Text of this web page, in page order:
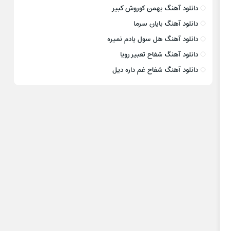
دانلود آهنگ بهمن کوروش کبیر
دانلود آهنگ بایان سرما
دانلود آهنگ هل سول یادم نمیره
دانلود آهنگ شفاح تعبیر رویا
دانلود آهنگ شفاح غم داره دیل